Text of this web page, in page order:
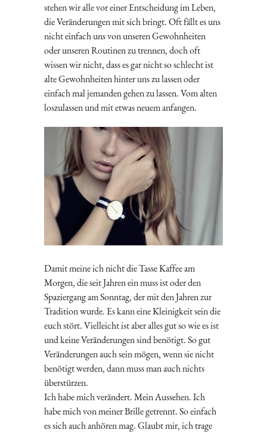
stehen wir alle vor einer Entscheidung im Leben,
die Veränderungen mit sich bringt. Oft fällt es uns
nicht einfach uns von unseren Gewohnheiten
oder unseren Routinen zu trennen, doch oft
wissen wir nicht, dass es gar nicht so schlecht ist
alte Gewohnheiten hinter uns zu lassen oder
einfach mal jemanden gehen zu lassen. Vom alten
loszulassen und mit etwas neuem anfangen.
Damit meine ich nicht die Tasse Kaffee am
Morgen, die seit Jahren ein muss ist oder den
Spaziergang am Sonntag, der mit den Jahren zur
Tradition wurde. Es kann eine Kleinigkeit sein die
euch stört. Vielleicht ist aber alles gut so wie es ist
und keine Veränderungen sind benötigt. So gut
Veränderungen auch sein mögen, wenn sie nicht
benötigt werden, dann muss man auch nichts
überstürzen.
Ich habe mich verändert. Mein Aussehen. Ich
habe mich von meiner Brille getrennt. So einfach
es sich auch anhören mag. Glaubt mir, ich trage